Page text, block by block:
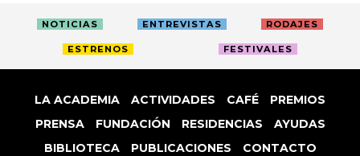
NOTICIAS ENTREVISTAS RODAJES
ESTRENOS FESTIVALES
LA ACADEMIA ACTIVIDADES CAFÉ
PREMIOS
PRENSA
FUNDACIÓN RESIDENCIAS
AYUDAS
BIBLIOTECA
PUBLICACIONES
CONTACTO